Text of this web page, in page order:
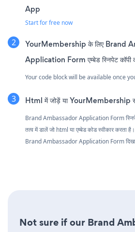
App
Start for free now
YourMembership के लिए Brand
Application Form एम्बेड स्निपेट कॉपी
Your code block will be available once
Html में जोड़ें या YourMembership
Brand Ambassador Application Form
तत्व में डालें जो html या एम्बेड कोड स्वीकार करता
Brand Ambassador Application Form
Not sure if our Brand